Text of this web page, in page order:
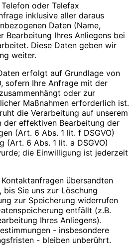
oder Telefax
inklusive aller daraus
Daten (Name,
Bearbeitung Ihres Anliegens bei
Diese Daten geben wir
weiter.
erfolgt auf Grundlage von
sofern Ihre Anfrage mit der
oder zur
Maßnahmen erforderlich ist.
die Verarbeitung auf unserem
der effektiven Bearbeitung der
(Art. 6 Abs. 1 lit. f DSGVO)
(Art. 6 Abs. 1 lit. a DSGVO)
die Einwilligung ist jederzeit
übersandten
Sie uns zur Löschung
zur Speicherung widerrufen
entfällt (z.B.
Ihres Anliegens).
- insbesondere
- bleiben unberührt.